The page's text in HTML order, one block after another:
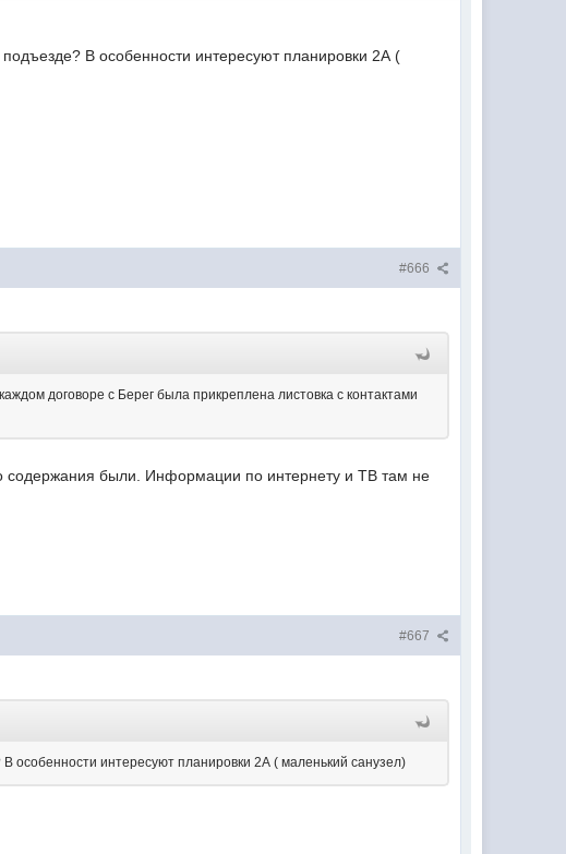
В особенности интересуют планировки 2А (
#666
договоре с Берег была прикреплена листовка с контактами
содержания были. Информации по интернету и ТВ там не
#667
особенности интересуют планировки 2А ( маленький санузел)